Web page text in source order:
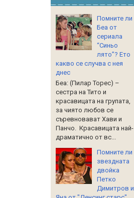
Помните ли
Беа от
сериала
“Синьо
лято”? Ето
какво се случва с нея
днес
Беа: (Пилар Торес) –
сестра на Тито и
красавицата на групата,
за чиято любов се
съревновават Хави и
Панчо. Красавицата най-
драматично от вс...
Помните ли
звездната
двойка
Петко
Димитров и